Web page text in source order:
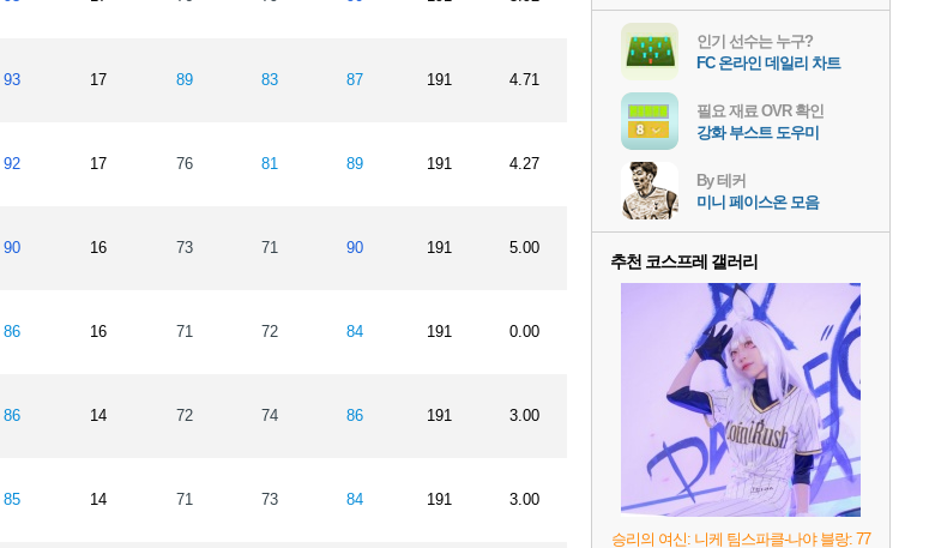
93 17 89 83 87 191 4.71
92 17 76 81 89 191 4.27
90 16 73 71 90 191 5.00
86 16 71 72 84 191 0.00
86 14 72 74 86 191 3.00
85 14 71 73 84 191 3.00
인기 선수는 누구?
FC 온라인 데일리 차트
필요 재료 OVR 확인
강화 부스트 도우미
By 테커
미니 페이스온 모음
추천 코스프레 갤러리
승리의 여신: 니케 팀스파클-나야 블랑: 77